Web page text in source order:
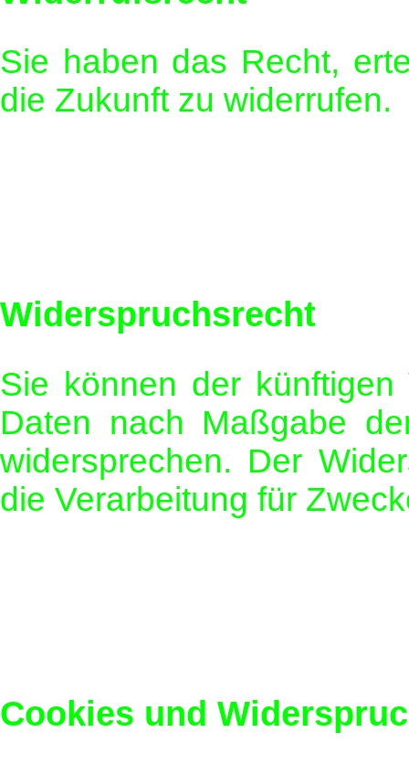
Sie haben das Recht,
die Zukunft zu widerrufen.
Widerspruchsrecht
Sie können der künftigen
Daten nach Maßgabe
widersprechen. Der
die Verarbeitung für
Cookies und